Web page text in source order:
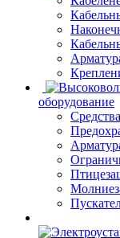
оборудование